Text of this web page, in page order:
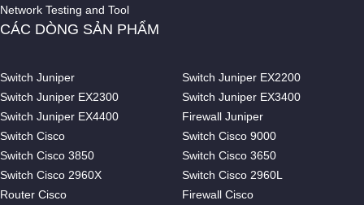
Network Testing and Tool
CÁC DÒNG SẢN PHẨM
Switch Juniper
Switch Juniper EX2200
Switch Juniper EX2300
Switch Juniper EX3400
Switch Juniper EX4400
Firewall Juniper
Switch Cisco
Switch Cisco 9000
Switch Cisco 3850
Switch Cisco 3650
Switch Cisco 2960X
Switch Cisco 2960L
Router Cisco
Firewall Cisco